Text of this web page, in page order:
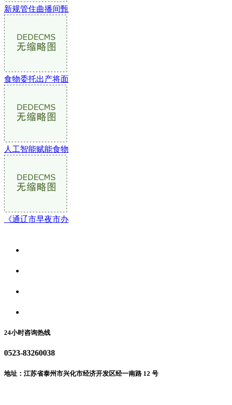
新规管住曲播间甄
食物委托出产将面
人工智能赋能食物
《通辽市早夜市办
24小时咨询热线
0523-83260038
地址：江苏省泰州市兴化市经济开发区经一南路 12 号